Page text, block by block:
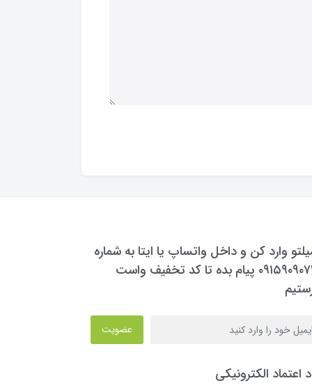
وارد کن و داخل واتساپ یا ایتا به شماره
۰۹۱۵۹۰۹۰۷۳۰ پیام بده تا کد تخفیف واست
عضویت
اعتماد الکترونیکی